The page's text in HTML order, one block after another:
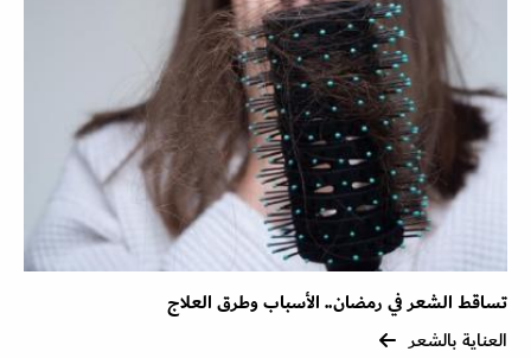
تساقط الشعر في رمضان.. الأسباب وطرق العلاج
العناية بالشعر